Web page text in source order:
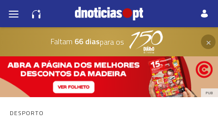
Faltam 66 diaspara os ×
PUB
DESPORTO